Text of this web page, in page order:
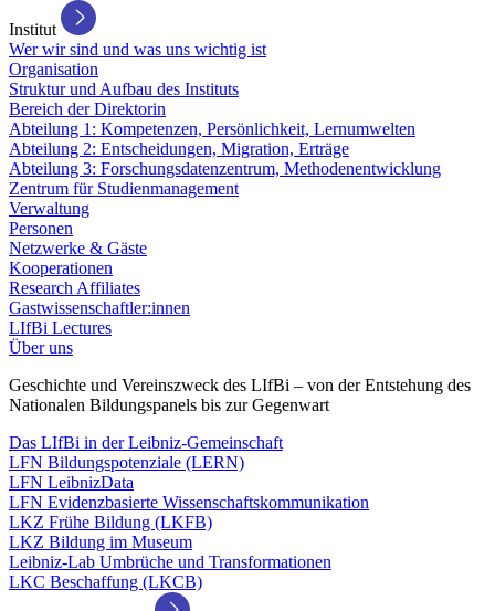
Institut
Wer wir sind und was uns wichtig ist
Organisation
Struktur und Aufbau des Instituts
Bereich der Direktorin
Abteilung 1: Kompetenzen, Persönlichkeit, Lernumwelten
Abteilung 2: Entscheidungen, Migration, Erträge
Abteilung 3: Forschungsdatenzentrum, Methodenentwicklung
Zentrum für Studienmanagement
Verwaltung
Personen
Netzwerke & Gäste
Kooperationen
Research Affiliates
Gastwissenschaftler:innen
LIfBi Lectures
Über uns
Geschichte und Vereinszweck des LIfBi – von der Entstehung des
Nationalen Bildungspanels bis zur Gegenwart
Das LIfBi in der Leibniz-Gemeinschaft
LFN Bildungspotenziale (LERN)
LFN LeibnizData
LFN Evidenzbasierte Wissenschaftskommunikation
LKZ Frühe Bildung (LKFB)
LKZ Bildung im Museum
Leibniz-Lab Umbrüche und Transformationen
LKC Beschaffung (LKCB)